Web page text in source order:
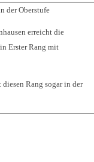
der Oberstufe
erreicht die
Erster Rang mit
Rang sogar in der